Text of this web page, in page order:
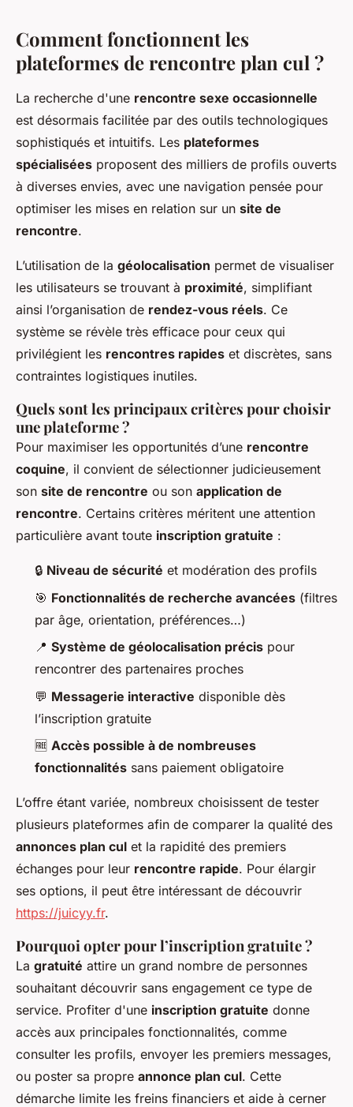
Comment fonctionnent les
plateformes de rencontre plan cul ?
La recherche d'une rencontre sexe occasionnelle
est désormais facilitée par des outils technologiques
sophistiqués et intuitifs. Les plateformes
spécialisées proposent des milliers de profils ouverts
à diverses envies, avec une navigation pensée pour
optimiser les mises en relation sur un site de
rencontre.
L’utilisation de la géolocalisation permet de visualiser
les utilisateurs se trouvant à proximité, simplifiant
ainsi l’organisation de rendez-vous réels. Ce
système se révèle très efficace pour ceux qui
privilégient les rencontres rapides et discrètes, sans
contraintes logistiques inutiles.
Quels sont les principaux critères pour choisir
une plateforme ?
Pour maximiser les opportunités d’une rencontre
coquine, il convient de sélectionner judicieusement
son site de rencontre ou son application de
rencontre. Certains critères méritent une attention
particulière avant toute inscription gratuite :
🔒 Niveau de sécurité et modération des profils
🎯 Fonctionnalités de recherche avancées (filtres
par âge, orientation, préférences…)
📍 Système de géolocalisation précis pour
rencontrer des partenaires proches
💬 Messagerie interactive disponible dès
l’inscription gratuite
🆓 Accès possible à de nombreuses
fonctionnalités sans paiement obligatoire
L’offre étant variée, nombreux choisissent de tester
plusieurs plateformes afin de comparer la qualité des
annonces plan cul et la rapidité des premiers
échanges pour leur rencontre rapide. Pour élargir
ses options, il peut être intéressant de découvrir
https://juicyy.fr.
Pourquoi opter pour l’inscription gratuite ?
La gratuité attire un grand nombre de personnes
souhaitant découvrir sans engagement ce type de
service. Profiter d'une inscription gratuite donne
accès aux principales fonctionnalités, comme
consulter les profils, envoyer les premiers messages,
ou poster sa propre annonce plan cul. Cette
démarche limite les freins financiers et aide à cerner